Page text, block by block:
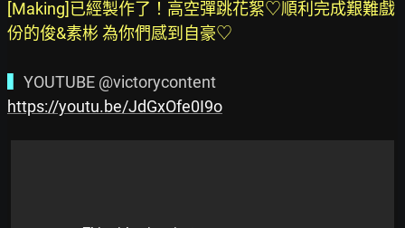
[Making]已經製作了！高空彈跳花絮♡順利完成艱難戲
份的俊&素彬 為你們感到自豪♡
https://youtu.be/JdGxOfe0I9o